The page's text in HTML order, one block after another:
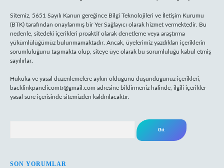
Sitemiz, 5651 Sayılı Kanun gereğince Bilgi Teknolojileri ve İletişim Kurumu
(BTK) tarafından onaylanmış bir Yer Sağlayıcı olarak hizmet vermektedir. Bu
nedenle, sitedeki içerikleri proaktif olarak denetleme veya araştırma
yükümlülüğümüz bulunmamaktadır. Ancak, üyelerimiz yazdıkları içeriklerin
sorumluluğunu taşımakta olup, siteye üye olarak bu sorumluluğu kabul etmiş
sayılırlar.
Hukuka ve yasal düzenlemelere aykırı olduğunu düşündüğünüz içerikleri,
backlinkpanelicomtr@gmail.com adresine bildirmeniz halinde, ilgili içerikler
yasal süre içerisinde sitemizden kaldırılacaktır.
SON YORUMLAR